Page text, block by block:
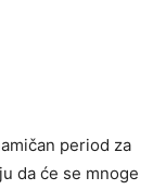
period za
da će se mnoge